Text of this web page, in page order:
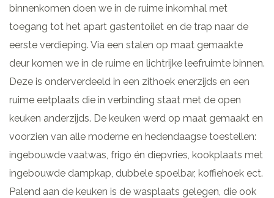
binnenkomen doen we in de ruime inkomhal met
toegang tot het apart gastentoilet en de trap naar de
eerste verdieping. Via een stalen op maat gemaakte
deur komen we in de ruime en lichtrijke leefruimte binnen.
Deze is onderverdeeld in een zithoek enerzijds en een
ruime eetplaats die in verbinding staat met de open
keuken anderzijds. De keuken werd op maat gemaakt en
voorzien van alle moderne en hedendaagse toestellen:
ingebouwde vaatwas, frigo én diepvries, kookplaats met
ingebouwde dampkap, dubbele spoelbar, koffiehoek ect.
Palend aan de keuken is de wasplaats gelegen, die ook